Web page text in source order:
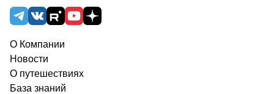
О Компании
Новости
О путешествиях
База знаний